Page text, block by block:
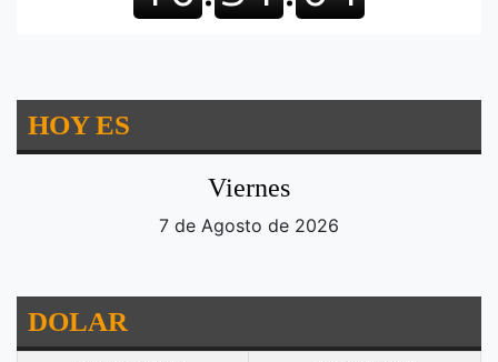
HOY ES
Viernes
7 de Agosto de 2026
DOLAR